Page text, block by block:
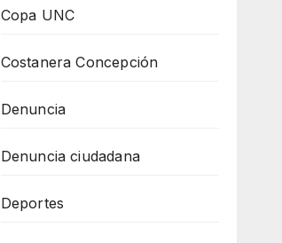
Copa UNC
Costanera Concepción
Denuncia
Denuncia ciudadana
Deportes